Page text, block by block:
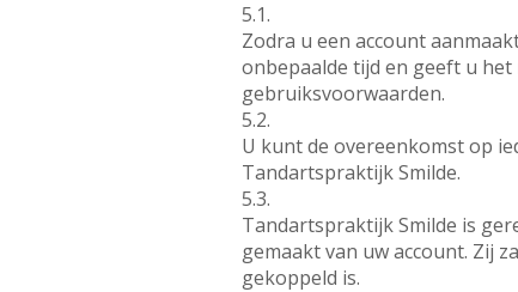
5.1.
Zodra u een account
onbepaalde tijd en geeft u
gebruiksvoorwaarden.
5.2.
U kunt de overeenkomst op
Tandartspraktijk Smilde.
5.3.
Tandartspraktijk Smilde is
gemaakt van uw account. Zij
gekoppeld is.